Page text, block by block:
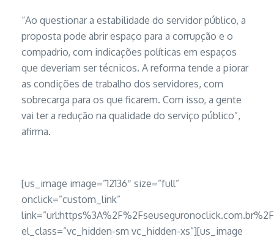
“Ao questionar a estabilidade do servidor público, a
proposta pode abrir espaço para a corrupção e o
compadrio, com indicações políticas em espaços
que deveriam ser técnicos. A reforma tende a piorar
as condições de trabalho dos servidores, com
sobrecarga para os que ficarem. Com isso, a gente
vai ter a redução na qualidade do serviço público”,
afirma.
[us_image image=”12136″ size=”full”
onclick=”custom_link”
el_class=”vc_hidden-sm vc_hidden-xs”][us_image